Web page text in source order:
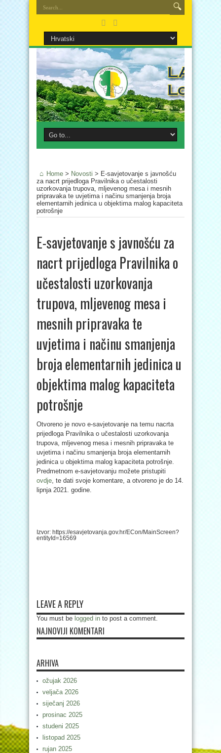
Home > Novosti > E-savjetovanje s javnošću
za nacrt prijedloga Pravilnika o učestalosti
uzorkovanja trupova, mljevenog mesa i mesnih
pripravaka te uvjetima i načinu smanjenja broja
elementarnih jedinica u objektima malog kapaciteta
potrošnje
E-savjetovanje s javnošću za
nacrt prijedloga Pravilnika o
učestalosti uzorkovanja
trupova, mljevenog mesa i
mesnih pripravaka te
uvjetima i načinu smanjenja
broja elementarnih jedinica u
objektima malog kapaciteta
potrošnje
Otvoreno je novo e-savjetovanje na temu nacrta
prijedloga Pravilnika o učestalosti uzorkovanja
trupova, mljevenog mesa i mesnih pripravaka te
uvjetima i načinu smanjenja broja elementarnih
jedinica u objektima malog kapaciteta potrošnje.
Predmetnom e-savjetovanju možete pristupiti
ovdje, te dati svoje komentare, a otvoreno je do 14.
lipnja 2021. godine.
Izvor: https://esavjetovanja.gov.hr/ECon/MainScreen?
entityId=16569
LEAVE A REPLY
You must be logged in to post a comment.
NAJNOVIJI KOMENTARI
ARHIVA
ožujak 2026
veljača 2026
siječanj 2026
prosinac 2025
studeni 2025
listopad 2025
rujan 2025